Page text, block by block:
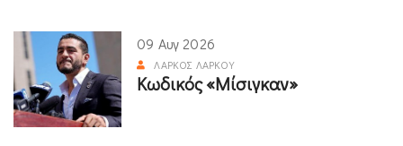
09 Αυγ 2026
ΛΆΡΚΟΣ ΛΆΡΚΟΥ
Κωδικός «Μίσιγκαν»